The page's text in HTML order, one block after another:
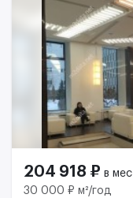
204 918 ₽ в мес
30 000 ₽ м²/год